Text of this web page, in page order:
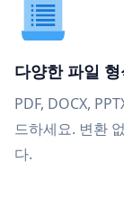
다양한 파일
PDF, DOCX,
드하세요. 변환
다.